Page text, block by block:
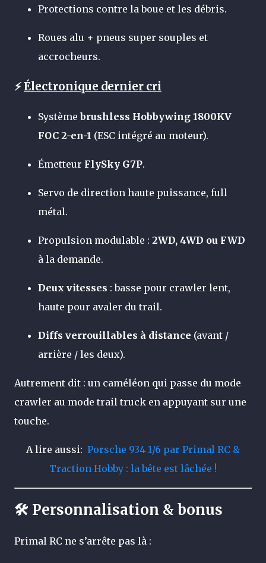
Protections contre la boue et les débris.
Roues alu + pneus super souples et
accrocheurs.
⚡Électronique dernier cri
Systèmebrushless Hobbywing 1800KV
FOC 2-en-1 (ESC intégré au moteur).
Émetteur FlySky G7P.
Servo de direction haute puissance, full
métal.
Propulsion modulable : 2WD, 4WD ou FWD
à la demande.
Deux vitesses : basse pour crawler lent,
haute pour avaler du trail.
Diffs verrouillables à distance (avant /
arrière / les deux).
Autrement dit : un caméléon qui passe du mode
crawler au mode trail truck en appuyant sur une
touche.
A lire aussi: Porsche 934 1/6 par Primal RC &
Traction Hobby : la bête est lâchée !
🛠️ Personnalisation & bonus
Primal RC ne s’arrête pas là :